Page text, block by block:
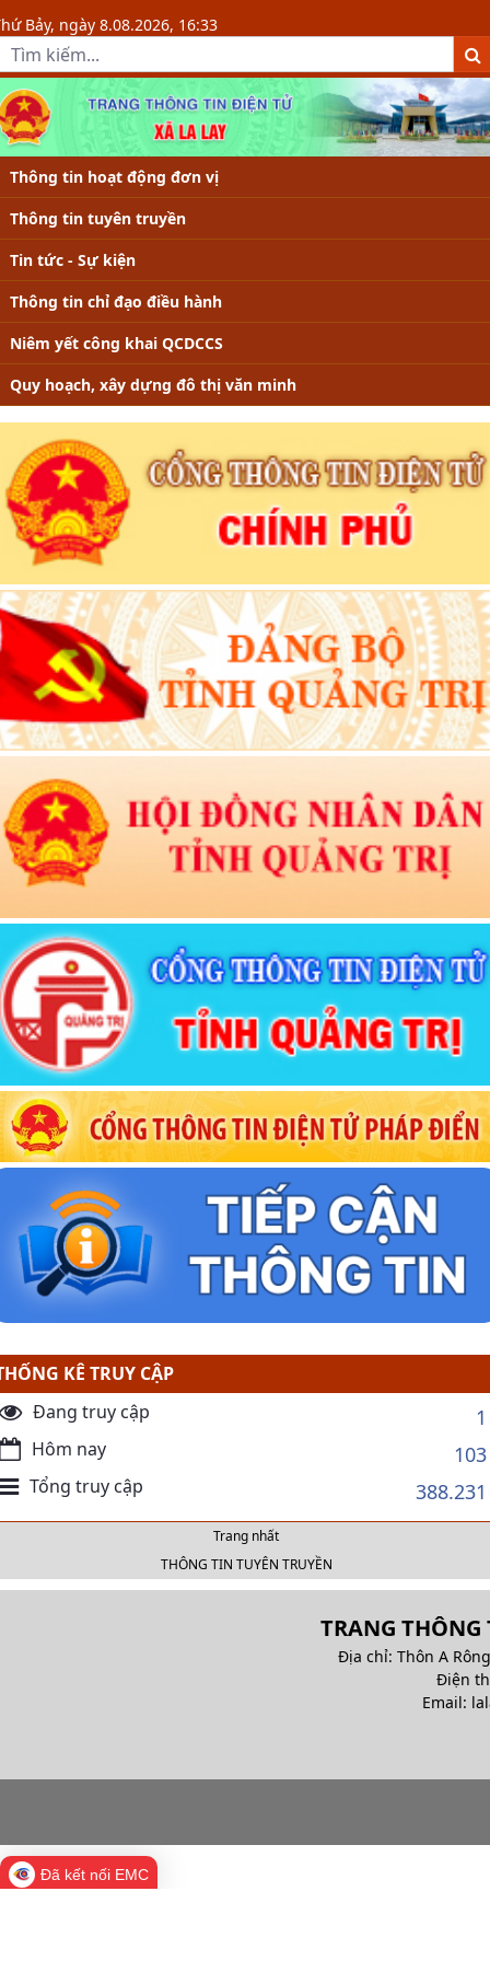
Thông tin tuyên truyền - Xã La Lay
Bảy, ngày 8.08.2026, 16:33
Thông tin hoạt động đơn vị
Thông tin tuyên truyền
Tin tức - Sự kiện
Thông tin chỉ đạo điều hành
Niêm yết công khai QCDCCS
Quy hoạch, xây dựng đô thị văn minh
KÊ TRUY CẬP
Đang truy cập
1
Hôm nay 103
Tổng truy cập 388.231
Trang nhất
THÔNG TIN TUYÊN TRUYỀN
TRANG
Địa chỉ: Thôn A
Điện
Email:
Đã kết nối EMC